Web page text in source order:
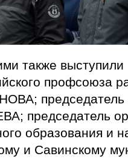
также выступили
профсоюза
председатель
образования и
и Савинскому